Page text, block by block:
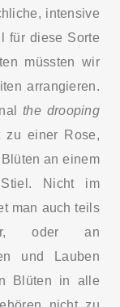
VERSION OF
USE THE
intensive
für diese Sorte
müssten wir
arrangieren.
the drooping
zu einer Rose,
an einem
Nicht im
man auch teils
oder an
und Lauben
Blüten in alle